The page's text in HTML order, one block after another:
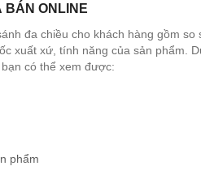
BÁN ONLINE
đa chiều cho khách hàng gồm so
xuất xứ, tính năng của sản phẩm.
có thể xem được:
phẩm